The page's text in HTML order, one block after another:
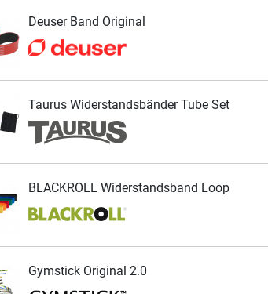
Deuser Band Original
Taurus Widerstandsbänder Tube Set
BLACKROLL Widerstandsband Loop
Gymstick Original 2.0